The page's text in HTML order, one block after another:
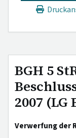
BGH 5
2007
Verwerfung der